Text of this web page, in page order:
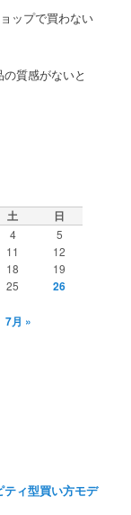
ップで買わない
質感がないと
土 日
4
5
11
12
18
19
25 26
7月 »
ティ型買い方モデ